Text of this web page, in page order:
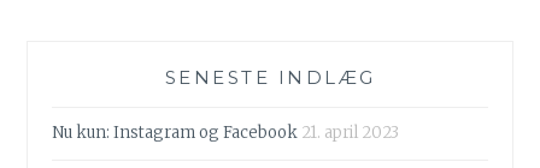
SENESTE INDLÆG
Nu kun: Instagram og Facebook 21. april 2023